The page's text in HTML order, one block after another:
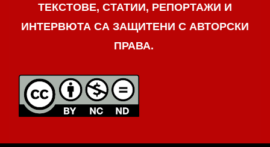
ТЕКСТОВЕ, СТАТИИ, РЕПОРТАЖИ И
ИНТЕРВЮТА СА ЗАЩИТЕНИ С АВТОРСКИ
ПРАВА.